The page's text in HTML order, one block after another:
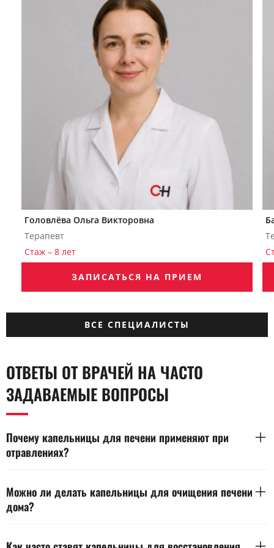
Головлёва Ольга Викторовна
Терапевт
Стаж – 8 лет
ЗАПИСАТЬСЯ НА ПРИЕМ
ВСЕ СПЕЦИАЛИСТЫ
ОТВЕТЫ ОТ ВРАЧЕЙ НА ЧАСТО
ЗАДАВАЕМЫЕ ВОПРОСЫ
Почему капельницы для печени применяют при
отравлениях?
Препараты восстанавливают водно-электролитный баланс и
улучшают работу клеток-гепатоцитов. Лечение подбирает
врач после оценки степени интоксикации.
Можно ли делать капельницы для очищения печени
дома?
выполняет процедуру с соблюдением стерильности и